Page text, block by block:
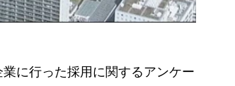
に行った採用に関するアンケー